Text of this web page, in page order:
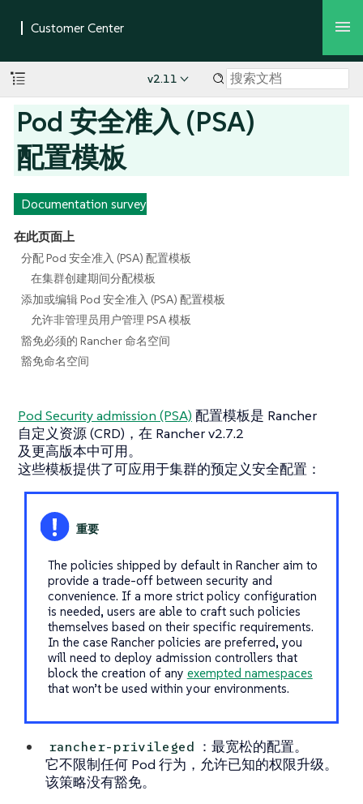
v2.11
Pod 安全准入 (PSA)
配置模板
Documentation survey
在此页面上
分配 Pod 安全准入 (PSA) 配置模板
在集群创建期间分配模板
添加或编辑 Pod 安全准入 (PSA) 配置模板
允许非管理员用户管理 PSA 模板
豁免必须的 Rancher 命名空间
豁免命名空间
Pod Security admission (PSA) 配置模板是 Rancher
自定义资源 (CRD)，在 Rancher v2.7.2
及更高版本中可用。
这些模板提供了可应用于集群的预定义安全配置：
The policies shipped by default in Rancher aim to
provide a trade-off between security and
convenience. If a more strict policy configuration
is needed, users are able to craft such policies
themselves based on their specific requirements.
In the case Rancher policies are preferred, you
will need to deploy admission controllers that
block the creation of any exempted namespaces
that won’t be used within your environments.
rancher-privileged ：最宽松的配置。
它不限制任何 Pod 行为，允许已知的权限升级。
该策略没有豁免。